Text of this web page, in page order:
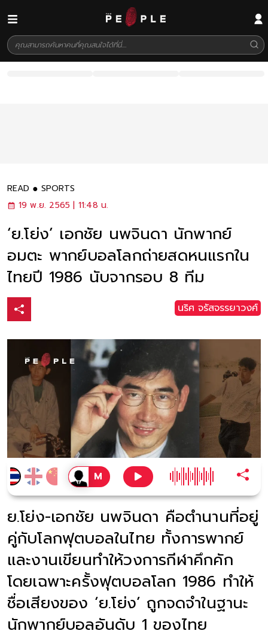
READ
SPORTS
19 พ.ย. 2565 | 11:48 น.
‘ย.โย่ง’ เอกชัย นพจินดา นักพากย์
อมตะ พากย์บอลโลกถ่ายสดหนแรกใน
ไทยปี 1986 นับจากรอบ 8 ทีม
นริศ จรัสจรรยาวงศ์
ย.โย่ง-เอกชัย นพจินดา คือตำนานที่อยู่
คู่กับโลกฟุตบอลในไทย ทั้งการพากย์
และงานเขียนทำให้วงการกีฬาคึกคัก
โดยเฉพาะครั้งฟุตบอลโลก 1986 ทำให้
ชื่อเสียงของ ‘ย.โย่ง’ ถูกจดจำในฐานะ
นักพากย์บอลอันดับ 1 ของไทย